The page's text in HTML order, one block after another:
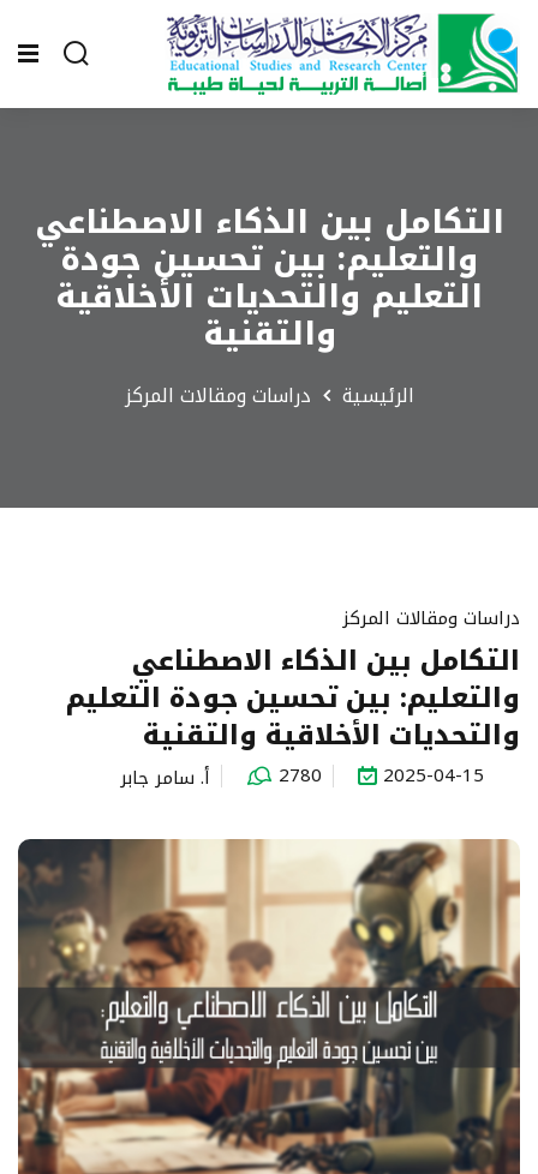
التكامل بين الذكاء الاصطناعي
والتعليم: بين تحسين جودة
التعليم والتحديات الأخلاقية
والتقنية
الرئيسية دراسات ومقالات المركز
دراسات ومقالات المركز
التكامل بين الذكاء الاصطناعي
والتعليم: بين تحسين جودة التعليم
والتحديات الأخلاقية والتقنية
2025-04-15
2780 أ. سامر جابر